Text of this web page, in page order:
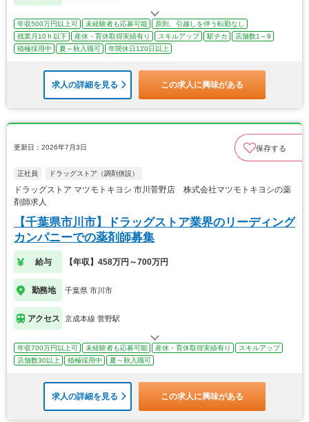
年収500万円以上可 未経験者も応募可能
原則、引越しを伴う転勤なし
残業月10ｈ以下
産休・育休取得実績有り スキルアップ 駅チカ
店舗数1～9
積極採用中
夏～秋入職可 年間休日120日以上
求人の詳細を見る この求人に興味がある
更新日：2026年7月3日 保存する
正社員 ドラッグストア（調剤併設）
ドラッグストア マツモトキヨシ 市川菅野店 株式会社マツモトキヨシの薬
剤師求人
【千葉県市川市】ドラッグストア業界のリーディング
カンパニーでの薬剤師募集
給与 【年収】458万円～700万円
勤務地 千葉県 市川市
アクセス 京成本線 菅野駅
年収700万円以上可 未経験者も応募可能 産休・育休取得実績有り
スキルアップ
店舗数30以上
積極採用中 夏～秋入職可
求人の詳細を見る この求人に興味がある